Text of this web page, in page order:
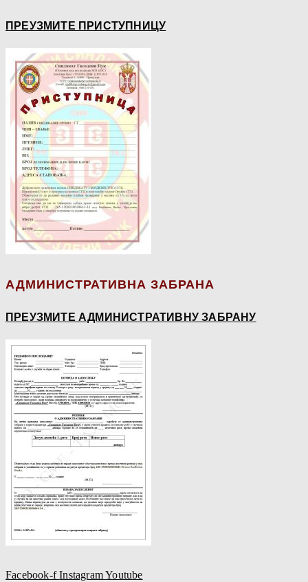
ПРЕУЗМИТЕ ПРИСТУПНИЦУ
АДМИНИСТРАТИВНА ЗАБРАНА
ПРЕУЗМИТЕ АДМИНИСТРАТИВНУ ЗАБРАНУ
Facebook-f InstagramYoutube